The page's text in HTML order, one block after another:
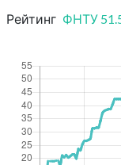
Рейтинг ФНТУ